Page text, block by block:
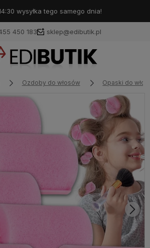
wysyłka tego samego dnia!
450 183 sklep@edibutik.pl
Ozdoby do włosów Opaski do